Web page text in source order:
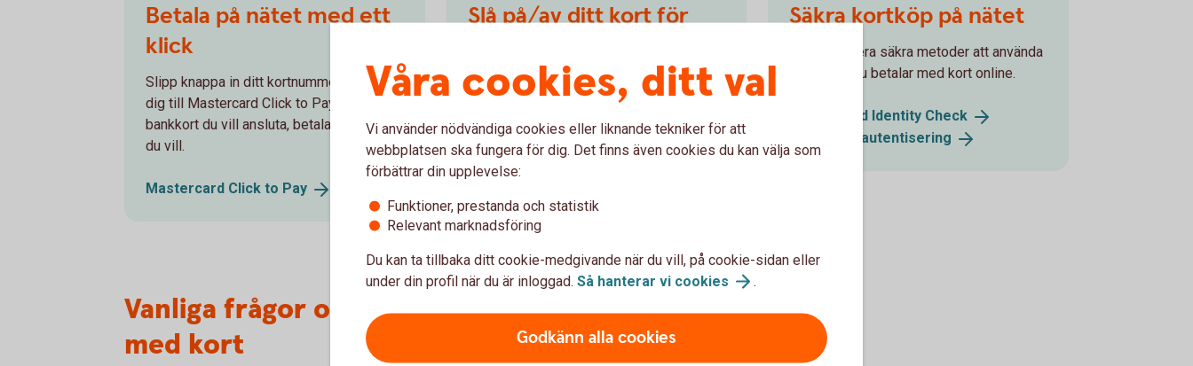
Betala på nätet med ett
klick
Slipp knappa in ditt kortnummer – anslut
dig till Mastercard Click to Pay. Välj vilka
bankkort du vill ansluta, betala med det
du vill.
Mastercard Click to Pay
Slå på/av ditt kort för
För att kunna handla på nätet behöver du
slå på ditt kort för internetköp, det gör du
enkelt i internetbanken eller i appen.
Slå på/av ditt kort för
Säkra kortköp på nätet
Det finns flera säkra metoder att använda
sig av när du betalar med kort online.
Mastercard Identity Check
kundautentisering
Vanliga frågor och svar om att handla på nätet
med kort
Våra cookies, ditt val
Vi använder nödvändiga cookies eller liknande tekniker för att
webbplatsen ska fungera för dig. Det finns även cookies du kan välja som
förbättrar din upplevelse:
Funktioner, prestanda och statistik
Relevant marknadsföring
Du kan ta tillbaka ditt cookie-medgivande när du vill, på cookie-sidan eller
under din profil när du är inloggad. Så hanterar vi cookies .
Godkänn alla cookies